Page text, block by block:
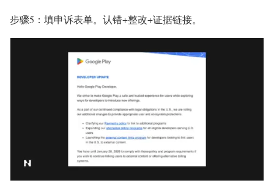
步骤5：填申诉表单。认错+整改+证据链接。